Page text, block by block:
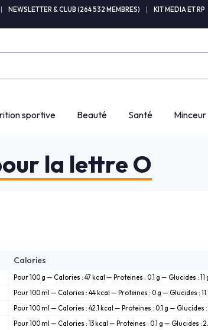
NEWSLETTER & CLUB (264 532 MEMBRES) KIT MEDIA ET RP
sportive Beauté Santé Minceur
la lettre O
Calories
Pour 100 g — Calories : 47 kcal — Proteines : 0.1 g — Glucides : 11
Pour 100 ml — Calories : 44 kcal — Proteines : 0 g — Glucides :
Pour 100 ml — Calories : 42.1 kcal — Proteines : 0.1 g — Glucides :
Pour 100 ml — Calories : 13 kcal — Proteines : 0.1 g — Glucides :